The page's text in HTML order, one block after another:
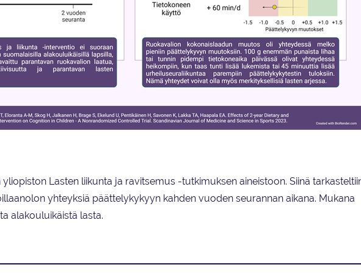
Lasten liikunta ja ravitsemus -tutkimuksen aineistoon. Siinä
yhteyksiä päättelykykyyn kahden vuoden seurannan aikana. Mukana
alakouluikäistä lasta.